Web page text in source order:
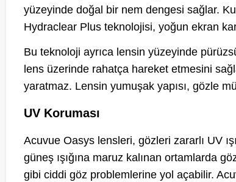
yüzeyinde doğal bir nem dengesi sağlar.
Hydraclear Plus teknolojisi, yoğun ekran
Bu teknoloji ayrıca lensin yüzeyinde
lens üzerinde rahatça hareket etmesini
yaratmaz. Lensin yumuşak yapısı, gözle
UV Koruması
Acuvue Oasys lensleri, gözleri zararlı UV
güneş ışığına maruz kalınan ortamlarda
gibi ciddi göz problemlerine yol açabilir.